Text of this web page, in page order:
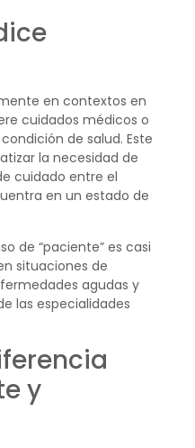
en contextos en
cuidados médicos o
de salud. Este
la necesidad de
cuidado entre el
en un estado de
de “paciente” es casi
situaciones de
agudas y
las especialidades
y